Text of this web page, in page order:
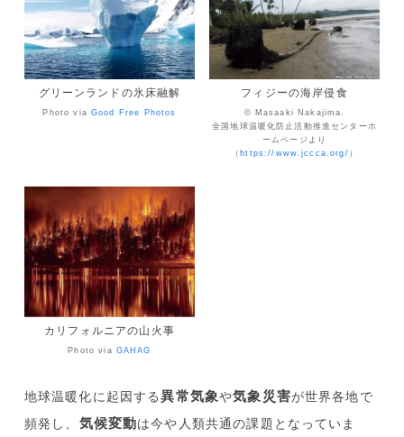
グリーンランドの氷床融解
Photo viaGood Free Photos
フィジーの海岸侵食
© Masaaki Nakajima.
全国地球温暖化防止活動推進センターホ
ームページより
（ https://www.jccca.org/ ）
カリフォルニアの山火事
Photo via GAHAG
地球温暖化に起因する異常気象や気象災害が世界各地で
頻発し、 気候変動は今や人類共通の課題となっていま